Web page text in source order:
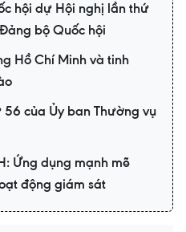
hội dự Hội nghị lần thứ
bộ Quốc hội
Hồ Chí Minh và tinh
56 của Ủy ban Thường vụ
Ứng dụng mạnh mẽ
động giám sát